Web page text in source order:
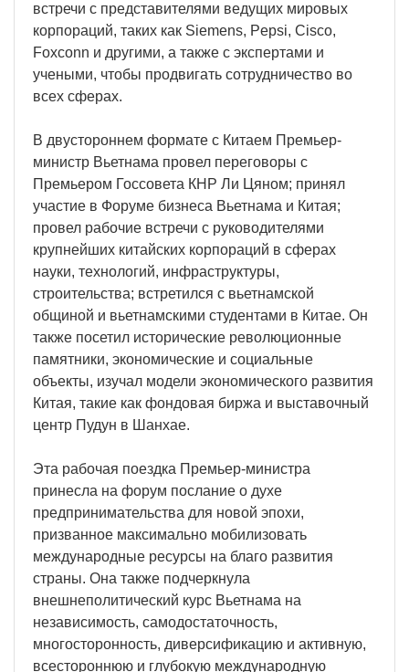
встречи с представителями ведущих мировых
корпораций, таких как Siemens, Pepsi, Cisco,
Foxconn и другими, а также с экспертами и
учеными, чтобы продвигать сотрудничество во
всех сферах.
В двустороннем формате с Китаем Премьер-
министр Вьетнама провел переговоры с
Премьером Госсовета КНР Ли Цяном; принял
участие в Форуме бизнеса Вьетнама и Китая;
провел рабочие встречи с руководителями
крупнейших китайских корпораций в сферах
науки, технологий, инфраструктуры,
строительства; встретился с вьетнамской
общиной и вьетнамскими студентами в Китае. Он
также посетил исторические революционные
памятники, экономические и социальные
объекты, изучал модели экономического развития
Китая, такие как фондовая биржа и выставочный
центр Пудун в Шанхае.
Эта рабочая поездка Премьер-министра
принесла на форум послание о духе
предпринимательства для новой эпохи,
призванное максимально мобилизовать
международные ресурсы на благо развития
страны. Она также подчеркнула
внешнеполитический курс Вьетнама на
независимость, самодостаточность,
многосторонность, диверсификацию и активную,
всестороннюю и глубокую международную